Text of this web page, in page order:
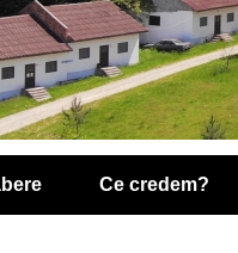
Ce credem?